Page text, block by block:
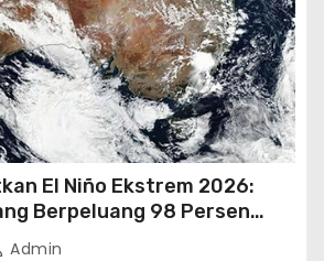
El Niño Ekstrem 2026:
Berpeluang 98 Persen
Admin